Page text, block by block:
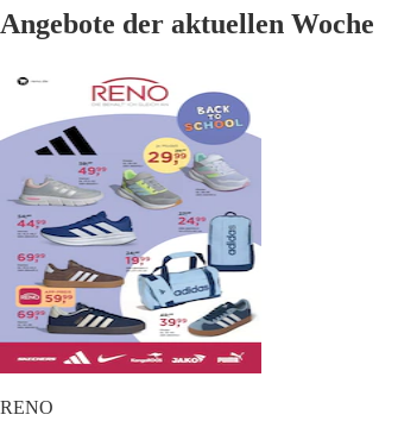
Angebote der aktuellen Woche
RENO